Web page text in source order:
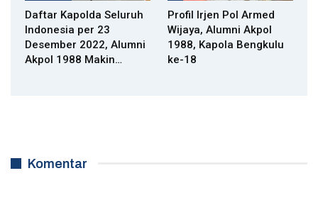
Daftar Kapolda Seluruh
Indonesia per 23
Desember 2022, Alumni
Akpol 1988 Makin…
Profil Irjen Pol Armed
Wijaya, Alumni Akpol
1988, Kapola Bengkulu
ke-18
Komentar